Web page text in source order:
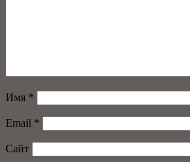
Имя *
Email *
Сайт